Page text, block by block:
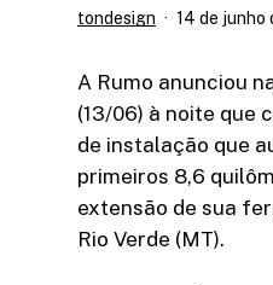
tondesign 14 de junho
A Rumo anunciou
(13/06) à noite que
de instalação que
primeiros 8,6
extensão de sua
Rio Verde (MT).